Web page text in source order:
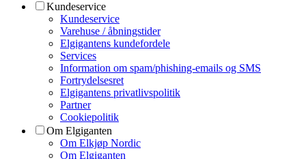
Kundeservice
Kundeservice
Varehuse / åbningstider
Elgigantens kundefordele
Services
Information om spam/phishing-emails og SMS
Fortrydelsesret
Elgigantens privatlivspolitik
Partner
Cookiepolitik
Om Elgiganten
Om Elkjøp Nordic
Om Elgiganten